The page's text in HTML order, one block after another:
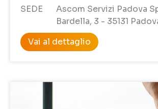
SEDE
Ascom Servizi Padova
Bardella, 3 - 35131
Vai al dettaglio